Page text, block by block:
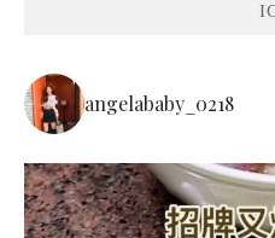
angelababy_0218